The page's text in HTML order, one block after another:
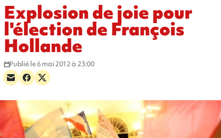
Explosion de joie pour
l'élection de François
Hollande
Publié le 6 mai 2012 à 23:00